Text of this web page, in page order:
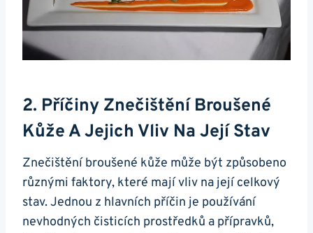
2. Příčiny Znečištění Broušené
Kůže A Jejich Vliv Na Její Stav
Znečištění broušené kůže může být způsobeno
různými faktory, které mají vliv na její celkový
stav. ‍Jednou z hlavních příčin je používání
nevhodných čisticích‌ prostředků a přípravků,